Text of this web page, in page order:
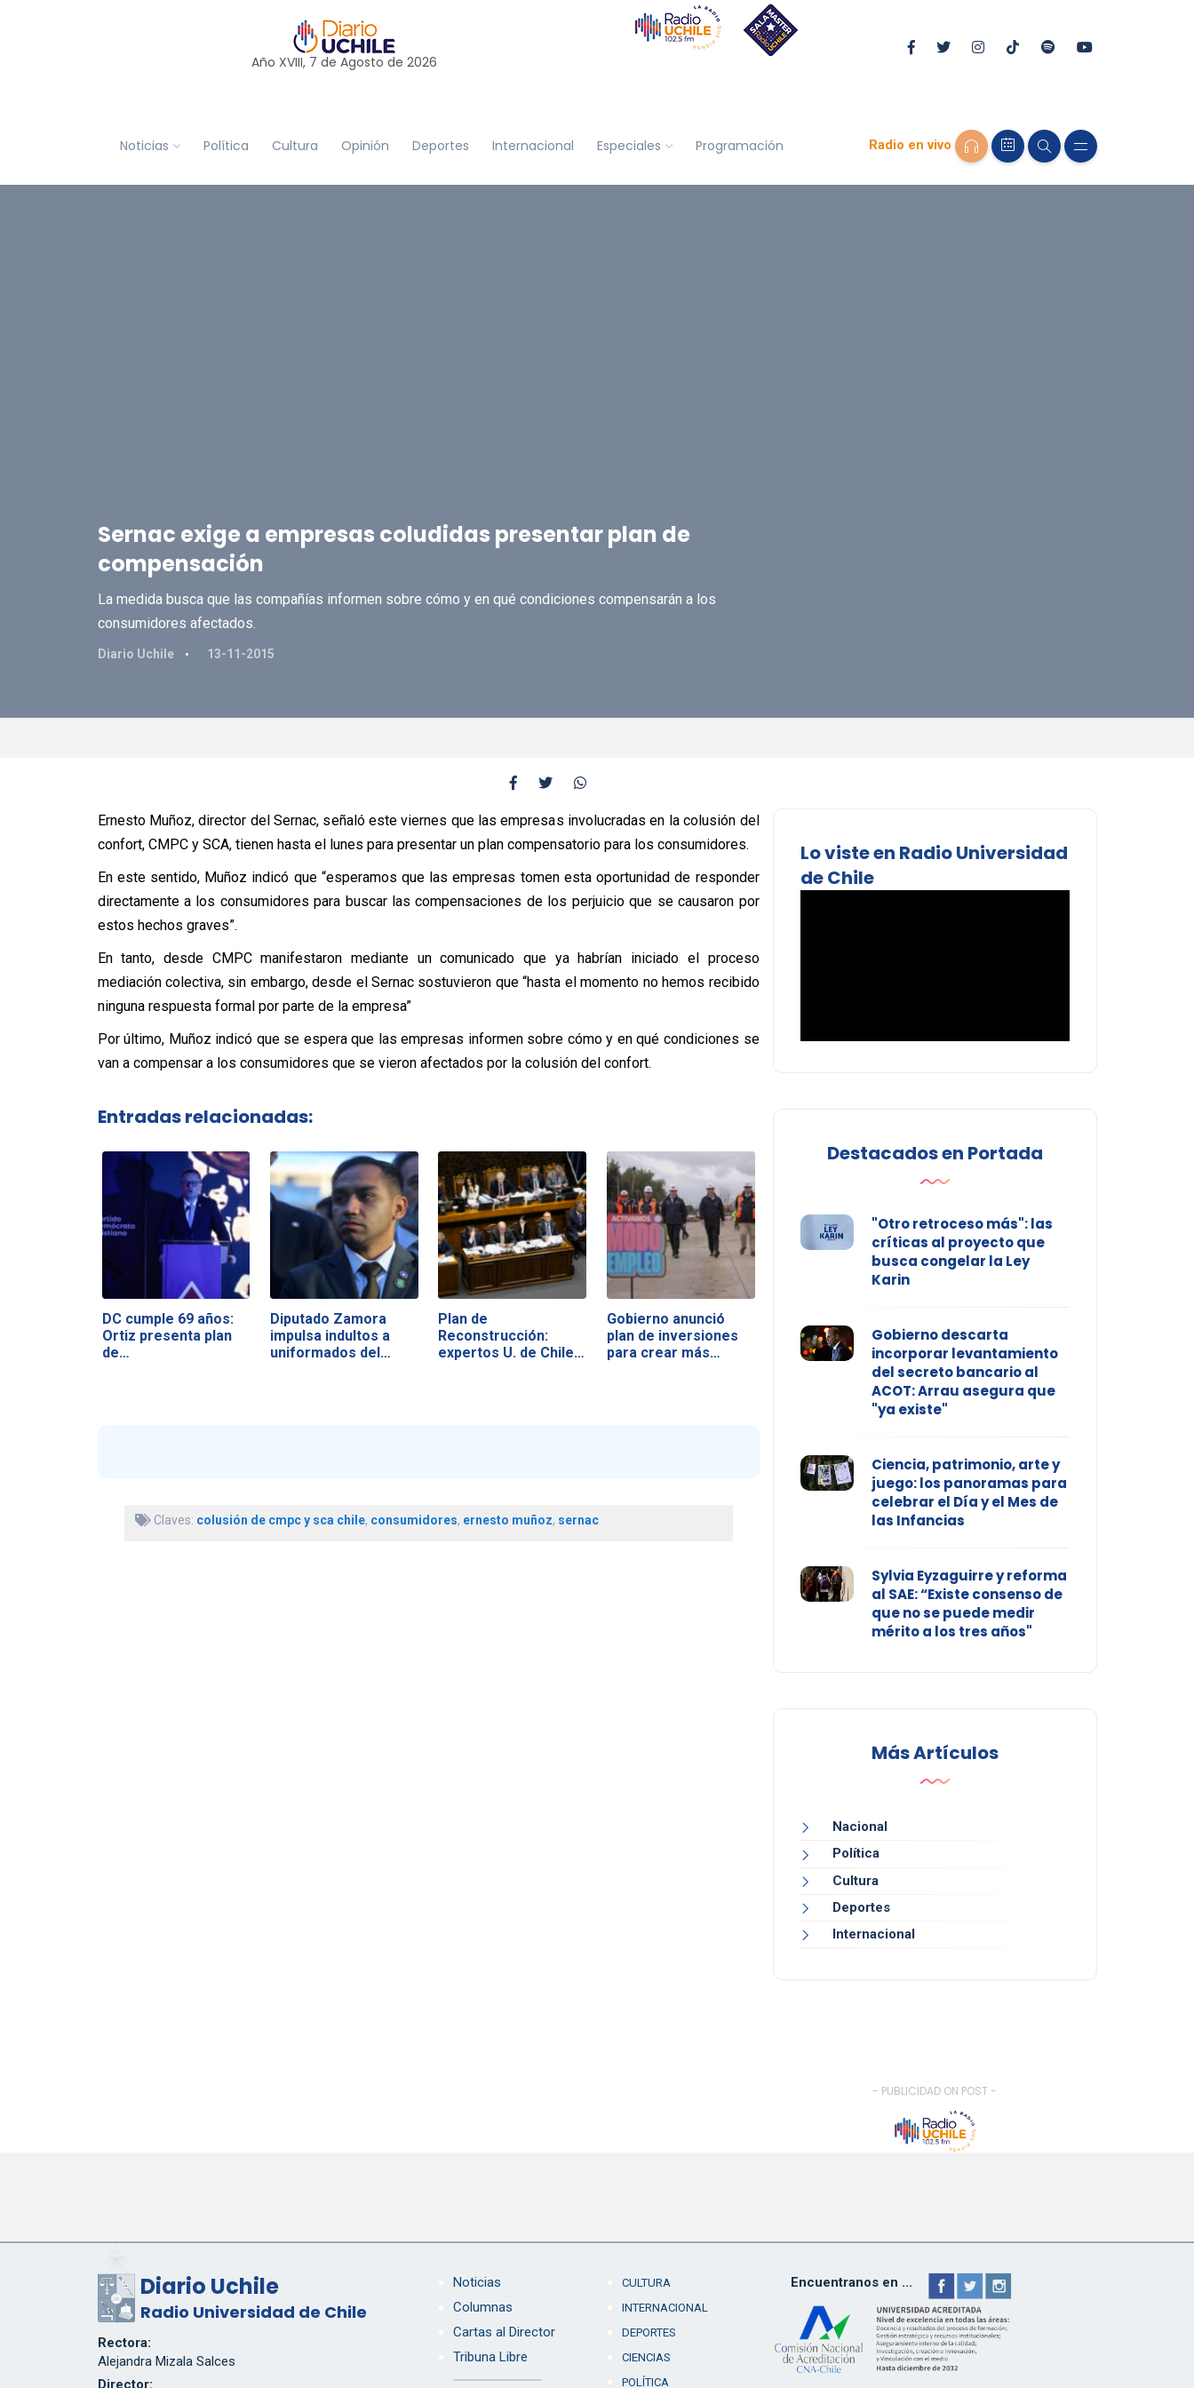
Año XVIII, 7 de Agosto de 2026
Noticias Política Cultura Opinión Deportes Internacional Especiales Programación Radio en vivo
Sernac exige a empresas coludidas presentar plan de
compensación
La medida busca que las compañías informen sobre cómo y en qué condiciones compensarán a los
consumidores afectados.
Diario Uchile 13-11-2015
Ernesto Muñoz, director del Sernac, señaló este viernes que las empresas involucradas en la colusión del
confort, CMPC y SCA, tienen hasta el lunes para presentar un plan compensatorio para los consumidores.
En este sentido, Muñoz indicó que “esperamos que las empresas tomen esta oportunidad de responder
directamente a los consumidores para buscar las compensaciones de los perjuicio que se causaron por
estos hechos graves”.
En tanto, desde CMPC manifestaron mediante un comunicado que ya habrían iniciado el proceso
mediación colectiva, sin embargo, desde el Sernac sostuvieron que “hasta el momento no hemos recibido
ninguna respuesta formal por parte de la empresa”
Por último, Muñoz indicó que se espera que las empresas informen sobre cómo y en qué condiciones se
van a compensar a los consumidores que se vieron afectados por la colusión del confort.
Entradas relacionadas:
DC cumple 69 años:
Ortiz presenta plan
de…
Diputado Zamora
impulsa indultos a
uniformados del…
Plan de
Reconstrucción:
expertos U. de Chile…
Gobierno anunció
plan de inversiones
para crear más…
Claves: colusión de cmpc y sca chile, consumidores, ernesto muñoz, sernac
Lo viste en Radio Universidad
de Chile
Destacados en Portada
"Otro retroceso más": las
críticas al proyecto que
busca congelar la Ley
Karin
Gobierno descarta
incorporar levantamiento
del secreto bancario al
ACOT: Arrau asegura que
"ya existe"
Ciencia, patrimonio, arte y
juego: los panoramas para
celebrar el Día y el Mes de
las Infancias
Sylvia Eyzaguirre y reforma
al SAE: “Existe consenso de
que no se puede medir
mérito a los tres años"
Más Artículos
Nacional
Política
Cultura
Deportes
Internacional
- PUBLICIDAD ON POST -
Diario Uchile
Radio Universidad de Chile
Rectora:
Alejandra Mizala Salces
Director:
Noticias
Columnas
Cartas al Director
Tribuna Libre
CULTURA
INTERNACIONAL
DEPORTES
CIENCIAS
POLÍTICA
Encuentranos en ...